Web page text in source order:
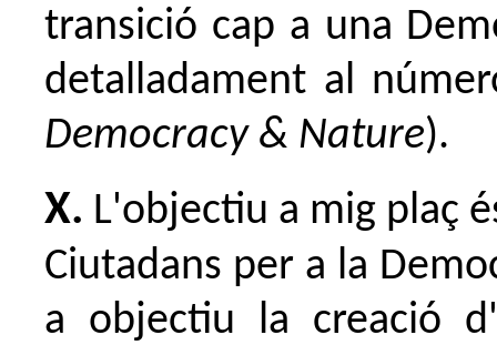
transició cap a una
detalladament al
Democracy & Nature).
X. L'objectiu a mig plaç
Ciutadans per a la
a objectiu la creació